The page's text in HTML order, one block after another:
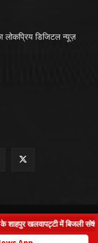
डिजिटल न्यूज़
×
खलवापट्टी में बिजली संकट: